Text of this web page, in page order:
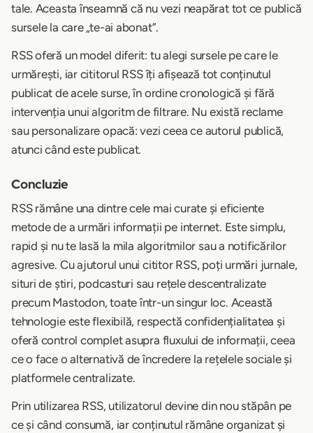
tale. Aceasta înseamnă că nu vezi neapărat tot ce publică
sursele la care „te-ai abonat”.
RSS oferă un model diferit: tu alegi sursele pe care le
urmărești, iar cititorul RSS îți afișează tot conținutul
publicat de acele surse, în ordine cronologică și fără
intervenția unui algoritm de filtrare. Nu există reclame
sau personalizare opacă: vezi ceea ce autorul publică,
atunci când este publicat.
Concluzie
RSS rămâne una dintre cele mai curate și eficiente
metode de a urmări informații pe internet. Este simplu,
rapid și nu te lasă la mila algoritmilor sau a notificărilor
agresive. Cu ajutorul unui cititor RSS, poți urmări jurnale,
situri de știri, podcasturi sau rețele descentralizate
precum Mastodon, toate într-un singur loc. Această
tehnologie este flexibilă, respectă confidențialitatea și
oferă control complet asupra fluxului de informații, ceea
ce o face o alternativă de încredere la rețelele sociale și
platformele centralizate.
Prin utilizarea RSS, utilizatorul devine din nou stăpân pe
ce și când consumă, iar conținutul rămâne organizat și